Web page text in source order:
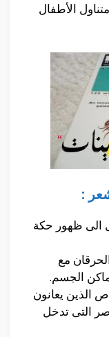
الأطفال
:
الى ظهور حكة
مع
الجسم.
الذين يعانون
التى تدخل